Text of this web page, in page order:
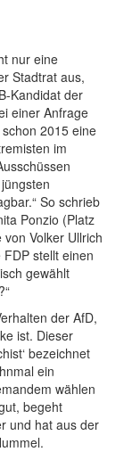
nur eine
Stadtrat aus,
Kandidat der
einer Anfrage
2015 eine
im
So schrieb
Ponzio (Platz
Volker Ullrich
stellt einen
gewählt
der AfD,
ist. Dieser
bezeichnet
ein
wählen
begeht
und hat aus der